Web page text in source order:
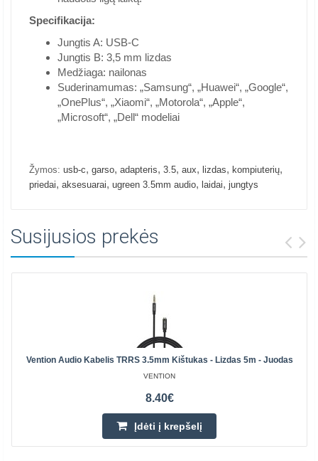
Specifikacija:
Jungtis A: USB-C
Jungtis B: 3,5 mm lizdas
Medžiaga: nailonas
Suderinamumas: „Samsung“, „Huawei“, „Google“,
„OnePlus“, „Xiaomi“, „Motorola“, „Apple“,
„Microsoft“, „Dell“ modeliai
Žymos: usb-c, garso, adapteris, 3.5, aux, lizdas, kompiuterių,
priedai, aksesuarai, ugreen 3.5mm audio, laidai, jungtys
Susijusios prekės
Vention Audio Kabelis TRRS 3.5mm Kištukas - Lizdas 5m - Juodas
VENTION
8.40€
Įdėti į krepšelį